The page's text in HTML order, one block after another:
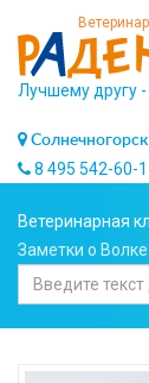
Лучшему другу
Солнечногорск
8 495 542-60-
Ветеринарная
Заметки о Волке